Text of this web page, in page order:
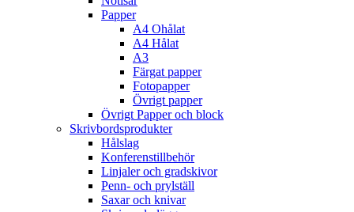
Papper
A4 Ohålat
A4 Hålat
A3
Färgat papper
Fotopapper
Övrigt papper
Övrigt Papper och block
Skrivbordsprodukter
Hålslag
Konferenstillbehör
Linjaler och gradskivor
Penn- och prylställ
Saxar och knivar